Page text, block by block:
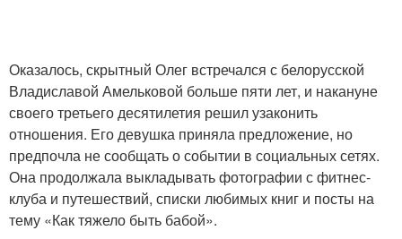
Оказалось, скрытный Олег встречался с белорусской
Владиславой Амельковой больше пяти лет, и накануне
своего третьего десятилетия решил узаконить
отношения. Его девушка приняла предложение, но
предпочла не сообщать о событии в социальных сетях.
Она продолжала выкладывать фотографии с фитнес-
клуба и путешествий, списки любимых книг и посты на
тему «Как тяжело быть бабой».